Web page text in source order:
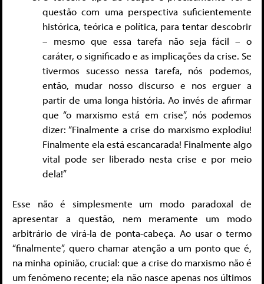
questão com uma perspectiva suficientemente
histórica, teórica e política, para tentar descobrir
– mesmo que essa tarefa não seja fácil – o
caráter, o significado e as implicações da crise. Se
tivermos sucesso nessa tarefa, nós podemos,
então, mudar nosso discurso e nos erguer a
partir de uma longa história. Ao invés de afirmar
que “o marxismo está em crise”, nós podemos
dizer: “Finalmente a crise do marxismo explodiu!
Finalmente ela está escancarada! Finalmente algo
vital pode ser liberado nesta crise e por meio
dela!”
Esse não é simplesmente um modo paradoxal de
apresentar a questão, nem meramente um modo
arbitrário de virá-la de ponta-cabeça. Ao usar o termo
“finalmente”, quero chamar atenção a um ponto que é,
na minha opinião, crucial: que a crise do marxismo não é
um fenômeno recente; ela não nasce apenas nos últimos